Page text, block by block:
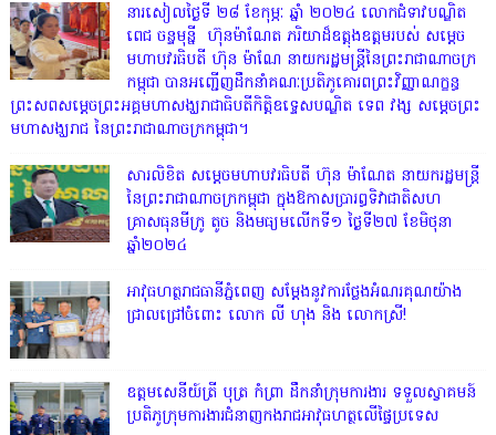
នារសៀលថ្ងៃទី ២៨ ខែកុម្ភៈ ឆ្នាំ ២០២៤ លោកជំទាវបណ្ឌិត
ពេជ ចន្ទមុន្នី ហ៊ុនម៉ាណែត ភរិយាដ៏ឧត្តុងឧត្តមរបស់ សម្តេច
មហាបវរធិបតី ហ៊ុន ម៉ាណែ នាយករដ្ឋមន្រ្តីនៃព្រះរាជាណាចក្រ
កម្ពុជា បានអញ្ជើញដឹកនាំគណៈប្រតិភូគោរពព្រះវិញ្ញាណក្ខន្ធ
ព្រះសពសម្តេចព្រះអគ្គមហាសង្ឃរាជាធិបតីកិត្តិឧទ្ទេសបណ្ឌិត ទេព វង្ស សម្តេចព្រះ
មហាសង្ឃរាជ នៃព្រះរាជាណាចក្រកម្ពុជា។
សារលិខិត សម្តេចមហាបវរធិបតី ហ៊ុន ម៉ាណែត នាយករដ្ឋមន្ត្រី
នៃព្រះរាជាណាចក្រកម្ពុជា ក្នុងឱកាសប្រារព្ធទិវាជាតិសហ
គ្រាសធុនមីក្រូ តូច និងមធ្យមលើកទី១ ថ្ងៃទី២៧ ខែមិថុនា
ឆ្នាំ២០២៤
អាវុធហត្ថរាជធានីភ្នំពេញ សម្តែងនូវការថ្លែងអំណរគុណយ៉ាង
ជ្រាលជ្រៅចំពោះ លោក លី ហុង និង លោកស្រី!
ឧត្តមសេនីយ៍ត្រី បុត្រ កំព្រា ដឹកនាំក្រុមការងារ ទទួលស្វាគមន៍
ប្រតិភូក្រុមការងារជំនាញកងរាជអាវុធហត្ថលើផ្ទៃប្រទេស